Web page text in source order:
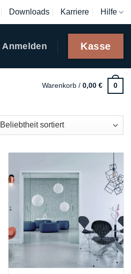
Downloads Karriere Hilfe
Anmelden Kasse
Warenkorb /0,00€ 0